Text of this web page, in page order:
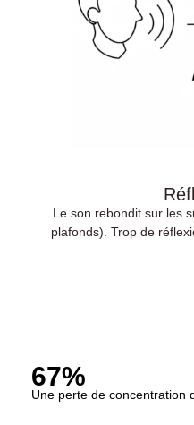
Le son rebondit sur les
plafonds). Trop de
67%
Une perte de concentration